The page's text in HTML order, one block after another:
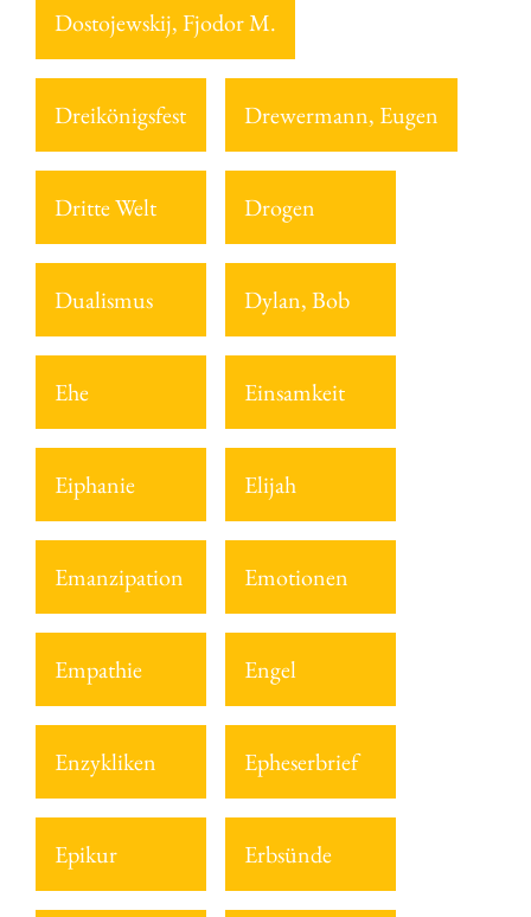
Dostojewskij, Fjodor M.
Dreikönigsfest Drewermann, Eugen
Dritte Welt Drogen
Dualismus Dylan, Bob
Ehe Einsamkeit
Eiphanie Elijah
Emanzipation Emotionen
Empathie Engel
Enzykliken Epheserbrief
Epikur Erbsünde